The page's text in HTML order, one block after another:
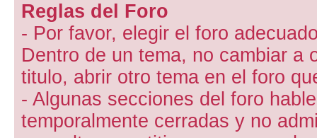
Reglas del Foro
- Por favor, elegir el foro
Dentro de un tema, no cambiar a
titulo, abrir otro tema en el foro
- Algunas secciones del foro
temporalmente cerradas y no